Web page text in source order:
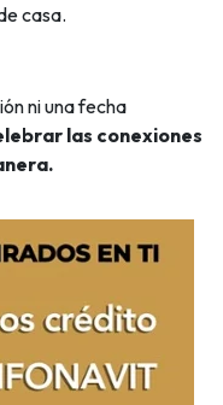
casa.
ni una fecha
las conexiones